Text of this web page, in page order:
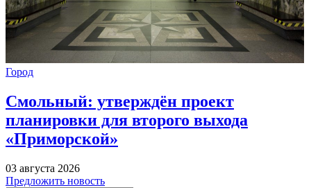
Город
Смольный: утверждён проект
планировки для второго выхода
«Приморской»
03 августа 2026
Предложить новость